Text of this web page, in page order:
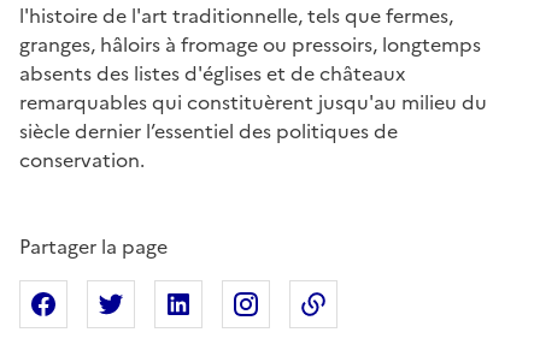
l'histoire de l'art traditionnelle, tels que fermes,
granges, hâloirs à fromage ou pressoirs, longtemps
absents des listes d'églises et de châteaux
remarquables qui constituèrent jusqu'au milieu du
siècle dernier l’essentiel des politiques de
conservation.
Partager la page
Partager sur Facebook
Partager sur XPartager sur Linkedin
Partager sur Instagram